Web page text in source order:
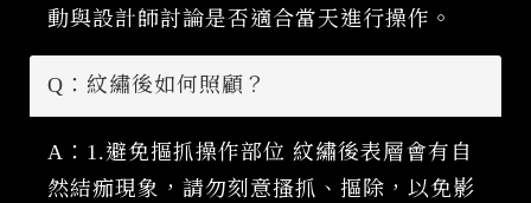
動與設計師討論是否適合當天進行操作。
Q：紋繡後如何照顧？
A：1.避免摳抓操作部位 紋繡後表層會有自
然結痂現象，請勿刻意搔抓、摳除，以免影